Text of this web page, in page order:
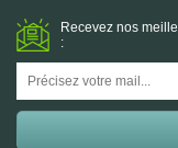
Recevez nos
: